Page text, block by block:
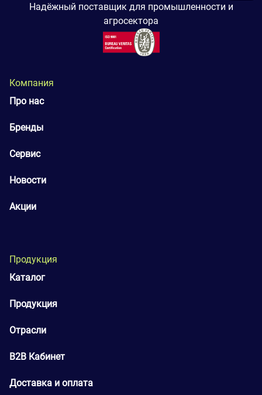
Надёжный поставщик для промышленности и
агросектора
Компания
Про нас
Бренды
Сервис
Новости
Акции
Продукция
Каталог
Продукция
Отрасли
B2B Кабинет
Доставка и оплата